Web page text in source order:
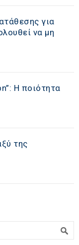
για
να μη
Η ποιότητα
της